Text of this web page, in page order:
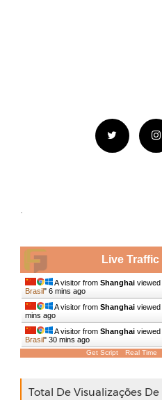
.
Live Traffic
A visitor from Shanghaiviewed
Brasil" 6 mins ago
A visitor from Shanghaiviewed
mins ago
A visitor from Shanghaiviewed
Brasil" 30 mins ago
Get Script Real Time
Total De Visualizações